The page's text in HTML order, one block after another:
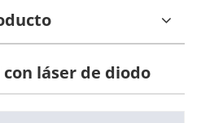
láser de diodo